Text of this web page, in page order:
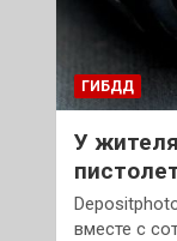
ГИБДД
У
вместе с